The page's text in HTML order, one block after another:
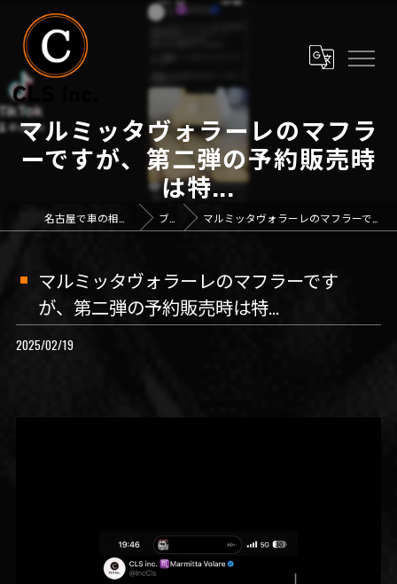
マルミッタヴォラーレのマフラ
ーですが、第二弾の予約販売時
は特...
ブログ マルミッタヴォラーレのマフラーですが、第二弾の予約販売時は特...
マルミッタヴォラーレのマフラーです
が、第二弾の予約販売時は特...
2025/02/19